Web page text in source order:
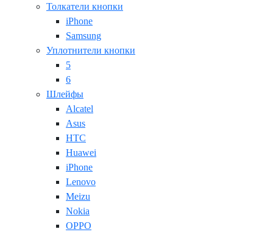
Толкатели кнопки
iPhone
Samsung
Уплотнители кнопки
5
6
Шлейфы
Alcatel
Asus
HTC
Huawei
iPhone
Lenovo
Meizu
Nokia
OPPO